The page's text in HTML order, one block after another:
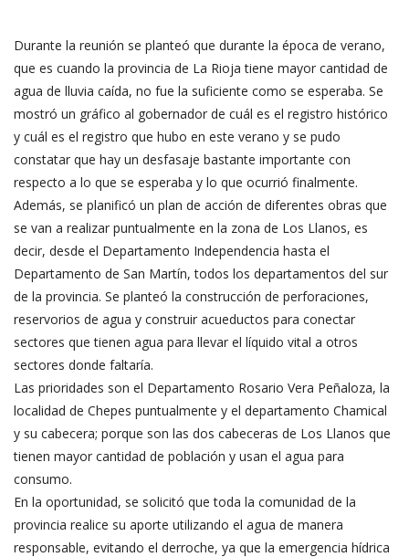
Durante la reunión se planteó que durante la época de verano,
que es cuando la provincia de La Rioja tiene mayor cantidad de
agua de lluvia caída, no fue la suficiente como se esperaba. Se
mostró un gráfico al gobernador de cuál es el registro histórico
y cuál es el registro que hubo en este verano y se pudo
constatar que hay un desfasaje bastante importante con
respecto a lo que se esperaba y lo que ocurrió finalmente.
Además, se planificó un plan de acción de diferentes obras que
se van a realizar puntualmente en la zona de Los Llanos, es
decir, desde el Departamento Independencia hasta el
Departamento de San Martín, todos los departamentos del sur
de la provincia. Se planteó la construcción de perforaciones,
reservorios de agua y construir acueductos para conectar
sectores que tienen agua para llevar el líquido vital a otros
sectores donde faltaría.
Las prioridades son el Departamento Rosario Vera Peñaloza, la
localidad de Chepes puntualmente y el departamento Chamical
y su cabecera; porque son las dos cabeceras de Los Llanos que
tienen mayor cantidad de población y usan el agua para
consumo.
En la oportunidad, se solicitó que toda la comunidad de la
provincia realice su aporte utilizando el agua de manera
responsable, evitando el derroche, ya que la emergencia hídrica